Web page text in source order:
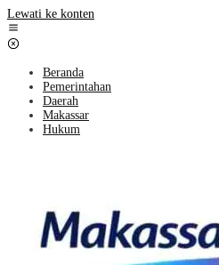
Lewati ke konten
Beranda
Pemerintahan
Daerah
Makassar
Hukum